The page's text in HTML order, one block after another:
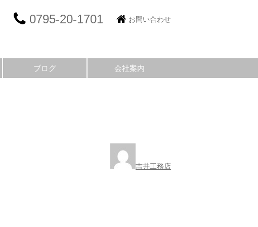
0795-20-1701 お問い合わせ
ブログ 会社案内
吉井工務店